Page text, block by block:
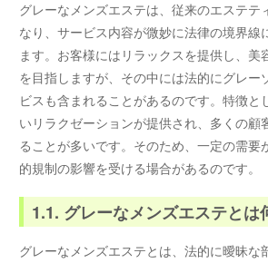
グレーなメンズエステは、従来のエステテ
なり、サービス内容が微妙に法律の境界線
ます。お客様にはリラックスを提供し、美
を目指しますが、その中には法的にグレー
ビスも含まれることがあるのです。特徴と
いリラクゼーションが提供され、多くの顧
ることが多いです。そのため、一定の需要
的規制の影響を受ける場合があるのです。
1.1. グレーなメンズエステとは
グレーなメンズエステとは、法的に曖昧な